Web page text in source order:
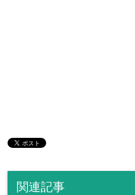
関連記事